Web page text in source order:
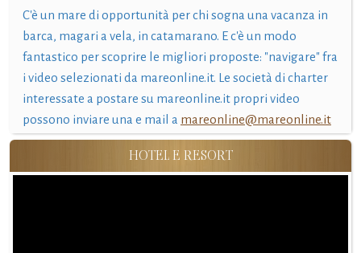
C'è un mare di opportunità per chi sogna una vacanza in
barca, magari a vela, in catamarano. E c'è un modo
fantastico per scoprire le migliori proposte: "navigare" fra
i video selezionati da mareonline.it. Le società di charter
interessate a postare su mareonline.it propri video
possono inviare una e mail a mareonline@mareonline.it
HOTEL E RESORT